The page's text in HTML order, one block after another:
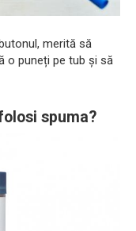
merită să
o puneți pe tub și să
spuma?